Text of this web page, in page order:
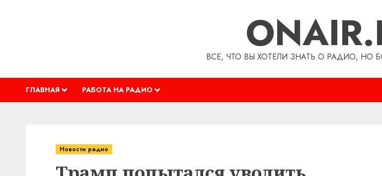
ВСЕ, ЧТО ВЫ ХОТЕЛИ ЗНАТЬ О РАДИО, НО
ГЛАВНАЯ РАБОТА НА РАДИО
Новости радио